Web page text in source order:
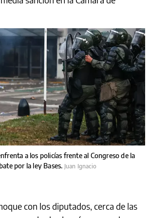
a los policías frente al Congreso de la
por la ley Bases. Juan Ignacio
con los diputados, cerca de las